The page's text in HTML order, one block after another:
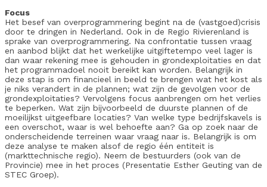
Focus
Het besef van overprogrammering begint na de (vastgoed)crisis
door te dringen in Nederland. Ook in de Regio Rivierenland is
sprake van overprogrammering. Na confrontatie tussen vraag
en aanbod blijkt dat het werkelijke uitgiftetempo veel lager is
dan waar rekening mee is gehouden in grondexploitaties en dat
het programmadoel nooit bereikt kan worden. Belangrijk in
deze stap is om financieel in beeld te brengen wat het kost als
je niks verandert in de plannen; wat zijn de gevolgen voor de
grondexploitaties? Vervolgens focus aanbrengen om het verlies
te beperken. Wat zijn bijvoorbeeld de duurste plannen of de
moeilijkst uitgeefbare locaties? Van welke type bedrijfskavels is
een overschot, waar is wel behoefte aan? Ga op zoek naar de
onderscheidende terreinen waar vraag naar is. Belangrijk is om
deze analyse te maken alsof de regio één entiteit is
(markttechnische regio). Neem de bestuurders (ook van de
Provincie) mee in het proces (Presentatie Esther Geuting van de
STEC Groep).